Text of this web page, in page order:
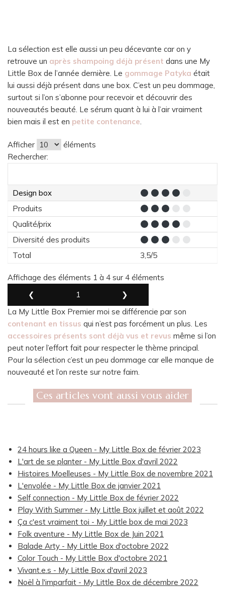
La sélection est elle aussi un peu décevante car on y
retrouve un après shampoing déjà présent dans une My
Little Box de l’année dernière. Le gommage Patyka était
lui aussi déjà présent dans une box. C’est un peu dommage,
surtout si l’on s’abonne pour recevoir et découvrir des
nouveautés beauté. Le sérum quant à lui à l’air vraiment
bien mais il est en petite contenance
Afficher
éléments
Rechercher:
Design box
Produits
Qualité/prix
Diversité des produits
Total
3,5/5
Affichage des éléments 1 à 4 sur 4 éléments
❮
1
❯
La My Little Box Premier moi se différencie par son
contenant en tissus qui n’est pas forcément un plus. Les
accessoires présents sont déjà vus et revus même si l’on
peut noter l’effort fait pour respecter le thème principal.
Pour la sélection c’est un peu dommage car elle manque de
nouveauté et l’on reste sur notre faim.
Ces articles vont aussi vous aider
24 hours like a Queen - My Little Box de février 2023
L'art de se planter - My Little Box d'avril 2022
Histoires Moelleuses - My Little Box de novembre 2021
L'envolée - My Little Box de janvier 2021
Self connection - My Little Box de février 2022
Play With Summer - My Little Box juillet et août 2022
Ça c'est vraiment toi - My Little box de mai 2023
Folk aventure - My Little Box de Juin 2021
Balade Arty - My Little Box d'octobre 2022
Color Touch - My Little Box d'octobre 2021
Vivant.e.s - My Little Box d'avril 2023
Noël à l'imparfait - My Little Box de décembre 2022